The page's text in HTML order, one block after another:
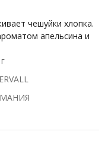
чешуйки хлопка.
апельсина и